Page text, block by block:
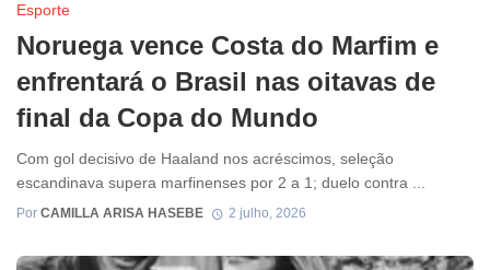
Esporte
Noruega vence Costa do Marfim e
enfrentará o Brasil nas oitavas de
final da Copa do Mundo
Com gol decisivo de Haaland nos acréscimos, seleção
escandinava supera marfinenses por 2 a 1; duelo contra ...
Por CAMILLA ARISA HASEBE 2 julho, 2026